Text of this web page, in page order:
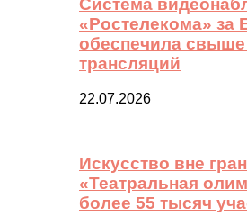
Система
«Ростелекома» за
обеспечила
трансляций
22.07.2026
Искусство вне
«Театральная
более 55 тысяч